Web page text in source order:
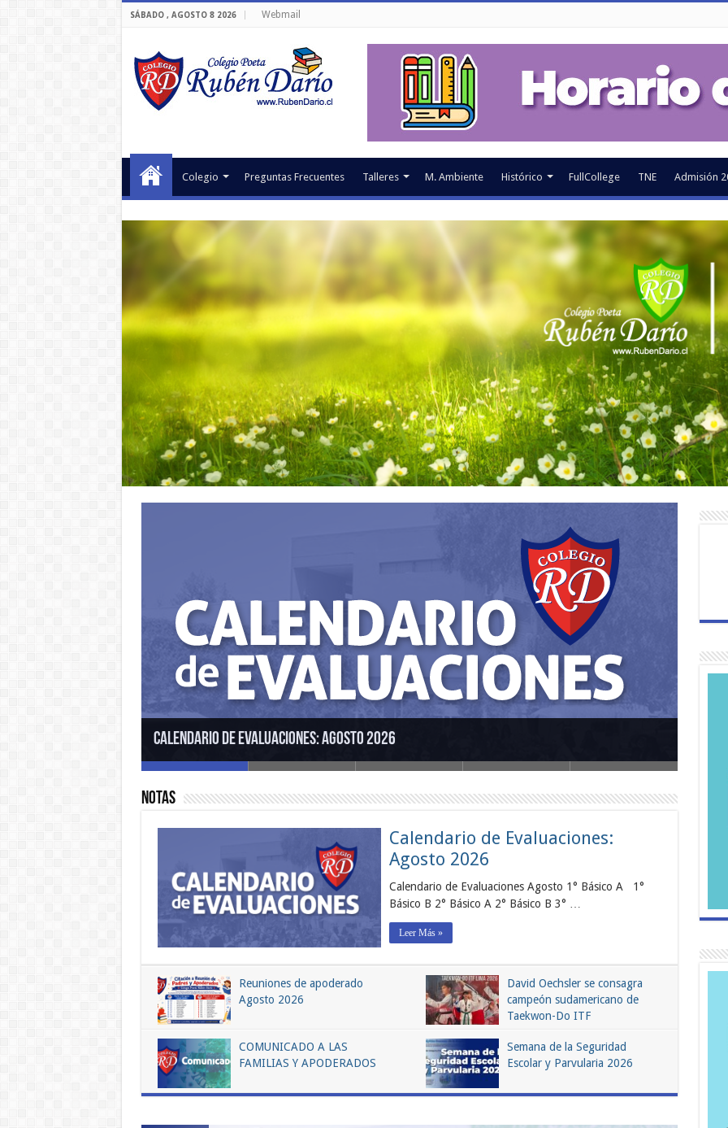
SÁBADO , AGOSTO 8 2026 Webmail
Colegio Preguntas Frecuentes Talleres M. Ambiente Histórico FullCollege TNE Admisión
Calendario de Evaluaciones: Agosto 2026
Notas
Calendario de Evaluaciones:
Agosto 2026
Calendario de Evaluaciones Agosto 1° Básico A 1°
Básico B 2° Básico A 2° Básico B 3° …
Leer Más »
Reuniones de apoderado
Agosto 2026
David Oechsler se consagra
campeón sudamericano de
Taekwon-Do ITF
COMUNICADO A LAS
FAMILIAS Y APODERADOS
Semana de la Seguridad
Escolar y Parvularia 2026